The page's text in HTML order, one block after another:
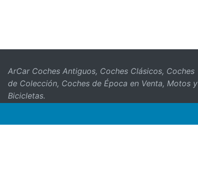
ArCar Coches Antiguos, Coches Clásicos, Coches
de Colección, Coches de Época en Venta, Motos y
Bicicletas.